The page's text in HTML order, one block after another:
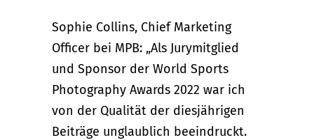
Sophie Collins, Chief Marketing
Officer bei MPB: „Als Jurymitglied
und Sponsor der World Sports
Photography Awards 2022 war ich
von der Qualität der diesjährigen
Beiträge unglaublich beeindruckt.